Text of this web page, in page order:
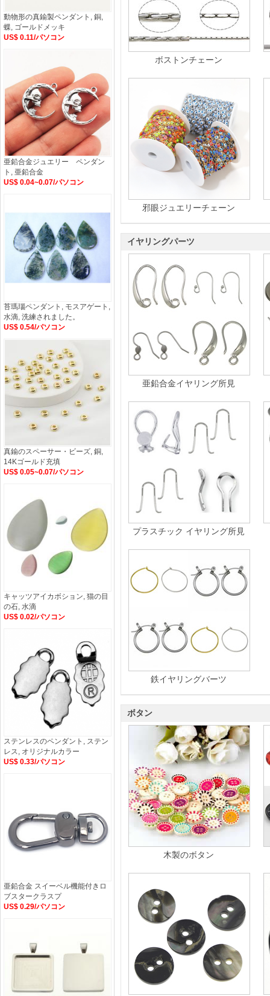
ボストンチェーン
邪眼ジュエリーチェーン
イヤリングパーツ
亜鉛合金イヤリング所見
プラスチック イヤリング所見
鉄イヤリングバーツ
ボタン
木製のボタン
動物形の真鍮製ペンダント, 銅,
蝶, ゴールドメッキ
US$ 0.11/パソコン
亜鉛合金ジュエリー ペンダン
ト, 亜鉛合金
US$ 0.04~0.07/パソコン
苔瑪瑙ペンダント, モスアゲート,
水滴, 洗練されました。
US$ 0.54/パソコン
真鍮のスペーサー・ビーズ, 銅,
14Kゴールド充填
US$ 0.05~0.07/パソコン
キャッツアイカボション, 猫の目
の石, 水滴
US$ 0.02/パソコン
ステンレスのペンダント, ステン
レス, オリジナルカラー
US$ 0.33/パソコン
亜鉛合金 スイーベル機能付きロ
ブスタークラスプ
US$ 0.29/パソコン